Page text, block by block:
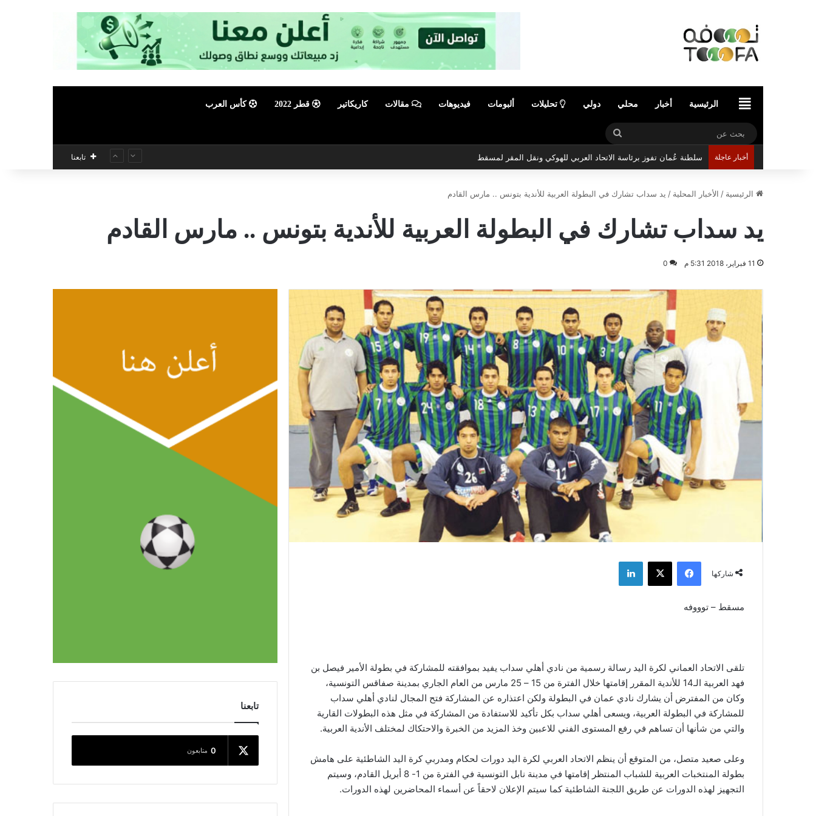
الرئيسيةالرئيسية أخبار محلي دولي تحليلات ألبومات فيديوهات مقالات كاريكاتير قطر 2022 كأس العرب
بحث
عن
أخبار عاجلة سلطنة عُمان تفوز برئاسة الاتحاد العربي للهوكي ونقل المقر لمسقط تابعنا
الرئيسية / الأخبار المحلية / يد سداب تشارك في البطولة العربية للأندية بتونس .. مارس القادم
يد سداب تشارك في البطولة العربية للأندية بتونس .. مارس القادم
11 فبراير، 2018 5:31 م 0
شاركها
فيسبوك ‫X لينكدإن
مسقط – توووفه
تلقى الاتحاد العماني لكرة اليد رسالة رسمية من نادي أهلي سداب يفيد بموافقته للمشاركة في بطولة الأمير فيصل بن
فهد العربية الـ14 للأندية المقرر إقامتها خلال الفترة من 15 – 25 مارس من العام الجاري بمدينة صفاقس التونسية،
وكان من المفترض أن يشارك نادي عمان في البطولة ولكن اعتذاره عن المشاركة فتح المجال لنادي أهلي سداب
للمشاركة في البطولة العربية، ويسعى أهلي سداب بكل تأكيد للاستفادة من المشاركة في مثل هذه البطولات القارية
والتي من شأنها أن تساهم في رفع المستوى الفني للاعبين وخذ المزيد من الخبرة والاحتكاك لمختلف الأندية العربية.
وعلى صعيد متصل، من المتوقع أن ينظم الاتحاد العربي لكرة اليد دورات لحكام ومدربي كرة اليد الشاطئية على هامش
بطولة المنتخبات العربية للشباب المنتظر إقامتها في مدينة نابل التونسية في الفترة من 1- 8 أبريل القادم، وسيتم
التجهيز لهذه الدورات عن طريق اللجنة الشاطئية كما سيتم الإعلان لاحقاً عن أسماء المحاضرين لهذه الدورات.
تابعنا
0 متابعون